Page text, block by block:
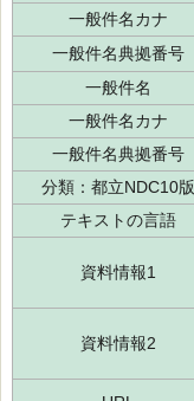
一般件名カナ
一般件名典拠番号
一般件名
一般件名カナ
一般件名典拠番号
分類：都立NDC10版
テキストの言語
資料情報1
資料情報2